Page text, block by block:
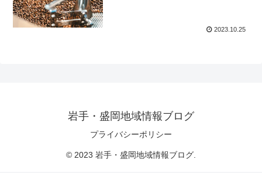
2023.10.25
岩手・盛岡地域情報ブログ
プライバシーポリシー
© 2023 岩手・盛岡地域情報ブログ.